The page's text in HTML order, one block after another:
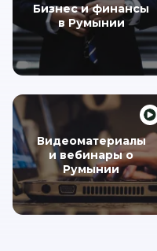
Бизнес и финансы
в Румынии
Видеоматериалы
и вебинары о
Румынии